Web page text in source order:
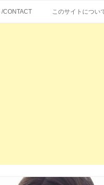
楽歌詞の和訳
/CONTACT このサイトについ